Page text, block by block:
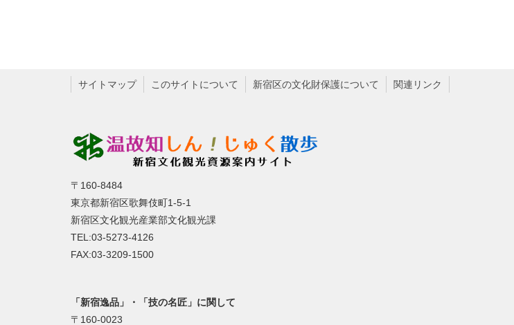
サイトマップ このサイトについて 新宿区の文化財保護について 関連リンク
〒160-8484
東京都新宿区歌舞伎町1-5-1
新宿区文化観光産業部文化観光課
TEL:03-5273-4126
FAX:03-3209-1500
「新宿逸品」・「技の名匠」に関して
〒160-0023